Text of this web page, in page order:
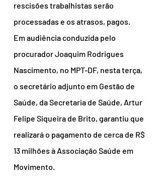
rescisões trabalhistas serão
processadas e os atrasos, pagos.
Em audiência conduzida pelo
procurador Joaquim Rodrigues
Nascimento, no MPT-DF, nesta terça,
o secretário adjunto em Gestão de
Saúde, da Secretaria de Saúde, Artur
Felipe Siqueira de Brito, garantiu que
realizará o pagamento de cerca de R$
13 milhões à Associação Saúde em
Movimento.